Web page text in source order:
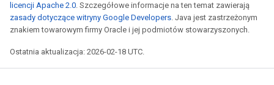
licencji Apache 2.0. Szczegółowe informacje na ten temat zawierają
zasady dotyczące witryny Google Developers. Java jest zastrzeżonym
znakiem towarowym firmy Oracle i jej podmiotów stowarzyszonych.
Ostatnia aktualizacja: 2026-02-18 UTC.